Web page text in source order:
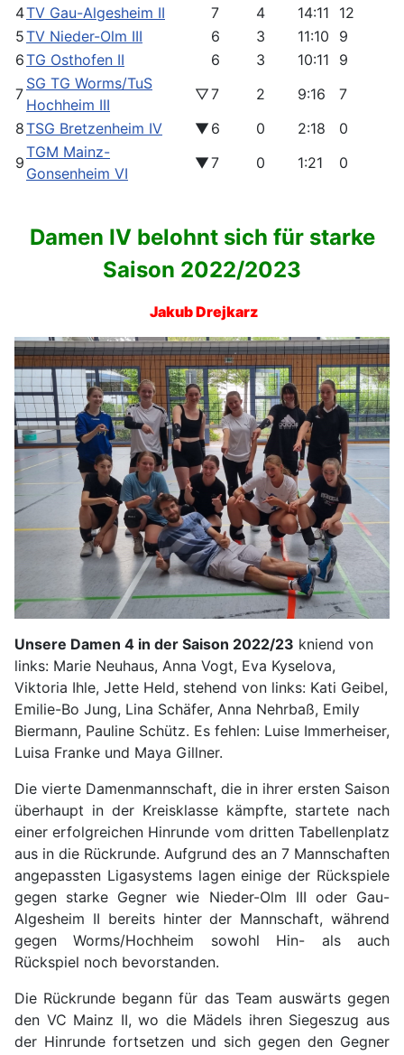
4TV Gau-Algesheim II 7 4 14:11
12
5TV Nieder-Olm III 6 3 11:10
9
6TG Osthofen II 6 3 10:11
9
7
SG TG Worms/TuS
Hochheim III
▽7 2 9:16
7
8TSG Bretzenheim IV ▼ 6 0 2:18
0
9
TGM Mainz-
Gonsenheim VI
▼7 0 1:21 0
Damen IV belohnt sich für starke
Saison 2022/2023
Jakub Drejkarz
Unsere Damen 4 in der Saison 2022/23 kniend von
links: Marie Neuhaus, Anna Vogt, Eva Kyselova,
Viktoria Ihle, Jette Held, stehend von links: Kati Geibel,
Emilie-Bo Jung, Lina Schäfer, Anna Nehrbaß, Emily
Biermann, Pauline Schütz. Es fehlen: Luise Immerheiser,
Luisa Franke und Maya Gillner.
Die vierte Damenmannschaft, die in ihrer ersten Saison
überhaupt in der Kreisklasse kämpfte, startete nach
einer erfolgreichen Hinrunde vom dritten Tabellenplatz
aus in die Rückrunde. Aufgrund des an 7 Mannschaften
angepassten Ligasystems lagen einige der Rückspiele
gegen starke Gegner wie Nieder-Olm III oder Gau-
Algesheim II bereits hinter der Mannschaft, während
gegen Worms/Hochheim sowohl Hin- als auch
Rückspiel noch bevorstanden.
Die Rückrunde begann für das Team auswärts gegen
den VC Mainz II, wo die Mädels ihren Siegeszug aus
der Hinrunde fortsetzen und sich gegen den Gegner